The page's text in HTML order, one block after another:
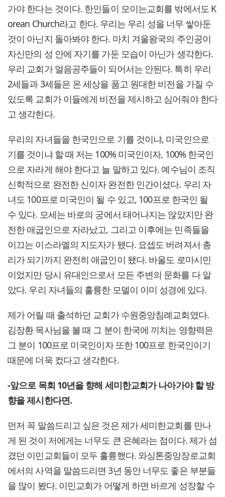
가야 한다는 것이다. 한인들이 모이는교회를 밖에서도 K
orean Church라고 한다. 우리는 우리 성을 너무 쌓아둔
것이 아닌지 돌아봐야 한다. 마치 겨울왕국의 주인공이
자신만의 성 안에 자기를 가둔 모습이 아닌가 생각한다.
우리 교회가 얼음공주들이 되어서는 안된다. 특히 우리
2세들과 3세들은 온 세상을 품고 원대한 비전을 가질 수
있도록 교회가 이들에게 비전을 제시하고 심어줘야 한다
고 생각한다.
우리의 자녀들을 한국인으로 기를 것이냐, 미국인으로
기를 것이냐 할 때 저는 100% 미국인이자, 100% 한국인
으로 자라게 해야 한다고 늘 말하고 있다. 예수님이 조직
신학적으로 완전한 신이자 완전한 인간이셨다. 우리 자
녀도 100프로 미국인이 될 수 있고, 100프로 한국인 될
수 있다. 모세는 바로의 궁에서 태어나지는 않았지만 완
전한 애굽인으로 자라났고, 그리고 이후에는 민족들을
이끄는 이스라엘의 지도자가 됐다. 요셉도 버려져서 총
리가 되기까지 완전히 애굽인이 됐다. 바울도 로마시민
이었지만 당시 유대인으로서 모든 주변의 문화를 다 알
았다. 우리 자녀들의 훌륭한 모델이 이미 성경에 있다.
제가 어릴 때 출석하던 교회가 수원중앙침례교회였다.
김장환 목사님을 볼 때 그 분이 한국에 끼치는 영향력은
그 분이 100프로 미국인이자 또한 100프로 한국인이기
때문에 더욱 컸다고 생각한다.
-앞으로 목회 10년을 향해 세미한교회가 나아가야 할 방
향을 제시한다면.
먼저 꼭 말씀드리고 싶은 것은 제가 세미한교회를 만나
게 된 것이 저에게는 너무도 큰 은혜라는 점이다. 제가 섬
겼던 이민교회들이 모두 훌륭했다. 와싱톤중앙장로교회
에서의 사역을 말씀드리면 3년 동안 너무도 좋은 부분들
을 많이 봤다. 이민교회가 어떻게 하면 바르게 성장할 수